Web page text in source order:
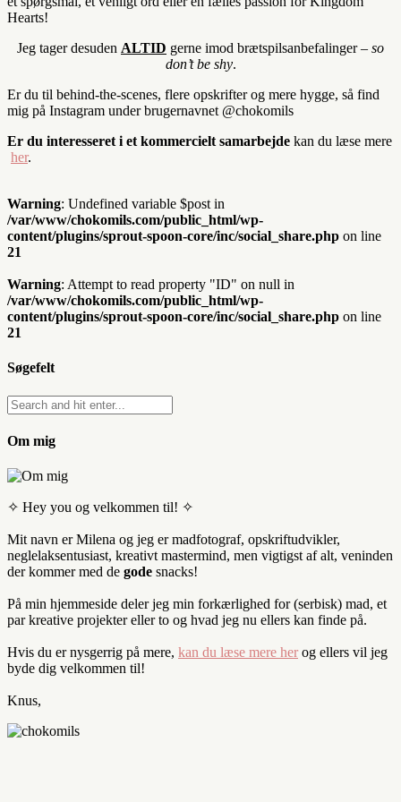
Hearts!
Jeg tager desuden ALTID gerne imod brætspilsanbefalinger – so
don’t be shy.
Er du til behind-the-scenes, flere opskrifter og mere hygge, så find
mig på Instagram under brugernavnet @chokomils
Er du interesseret i et kommercielt samarbejde kan du læse mere
her.
Warning: Undefined variable $post in
/var/www/chokomils.com/public_html/wp-
content/plugins/sprout-spoon-core/inc/social_share.php on line
21
Warning: Attempt to read property "ID" on null in
/var/www/chokomils.com/public_html/wp-
content/plugins/sprout-spoon-core/inc/social_share.php on line
21
Søgefelt
Om mig
✧ Hey you og velkommen til! ✧
Mit navn er Milena og jeg er madfotograf, opskriftudvikler,
neglelaksentusiast, kreativt mastermind, men vigtigst af alt, veninden
der kommer med de gode snacks!
På min hjemmeside deler jeg min forkærlighed for (serbisk) mad, et
par kreative projekter eller to og hvad jeg nu ellers kan finde på.
Hvis du er nysgerrig på mere, kan du læse mere her og ellers vil jeg
byde dig velkommen til!
Knus,